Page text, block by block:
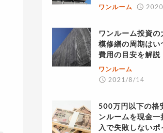
ワンルーム
ワンルーム投資の
模修繕の周期はい
費用の目安を解説
ワンルーム
2021/8/14
500万円以下の格
ンルームを現金一
入で失敗しないポ